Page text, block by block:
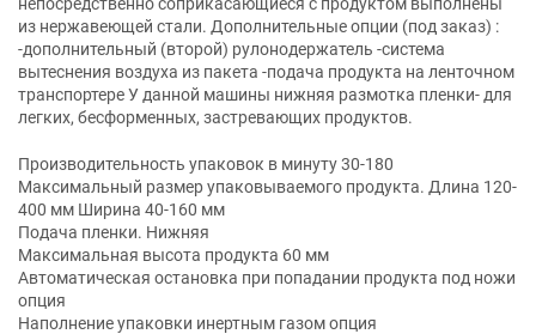
из нержавеющей стали. Дополнительные опции (под заказ) :
-дополнительный (второй) рулонодержатель -система
вытеснения воздуха из пакета -подача продукта на ленточном
транспортере У данной машины нижняя размотка пленки- для
легких, бесформенных, застревающих продуктов.
Производительность упаковок в минуту 30-180
Максимальный размер упаковываемого продукта. Длина 120-
400 мм Ширина 40-160 мм
Подача пленки. Нижняя
Максимальная высота продукта 60 мм
Автоматическая остановка при попадании продукта под ножи
опция
Наполнение упаковки инертным газом опция